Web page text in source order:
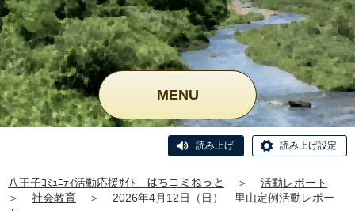
MENU
読み上げ 読み上げ設定
八王子ｺﾐｭﾆﾃｨ活動応援ｻｲﾄ はちコミねっと ＞
活動レポート
＞
社会教育 ＞
2026年4月12日（日） 里山定例活動レポー